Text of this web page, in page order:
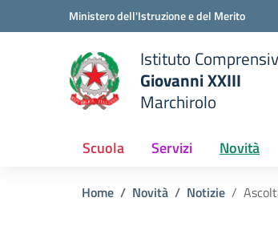
Vai ai contenuti
Vai al menu di navigazioneMinistero dell'Istruzione e del Merito
scuola
Istituto
Giovanni XXIII
Marchirolo
Scuola Servizi Novità
Home Novità Notizie